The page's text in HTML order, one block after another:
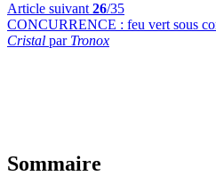
Article suivant 26/35
CONCURRENCE : feu vert sous
Cristal par Tronox
Sommaire